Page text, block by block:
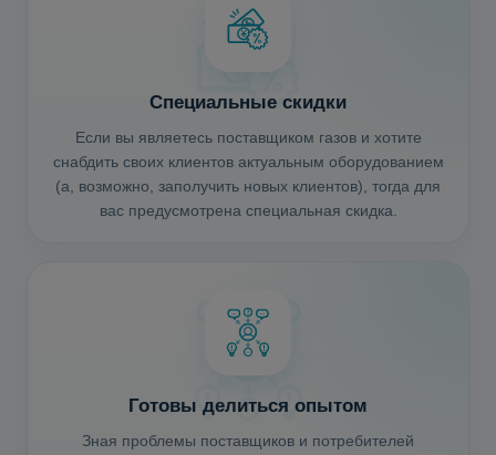
Специальные скидки
Если вы являетесь поставщиком газов и хотите
снабдить своих клиентов актуальным оборудованием
(а, возможно, заполучить новых клиентов), тогда для
вас предусмотрена специальная скидка.
Готовы делиться опытом
Зная проблемы поставщиков и потребителей